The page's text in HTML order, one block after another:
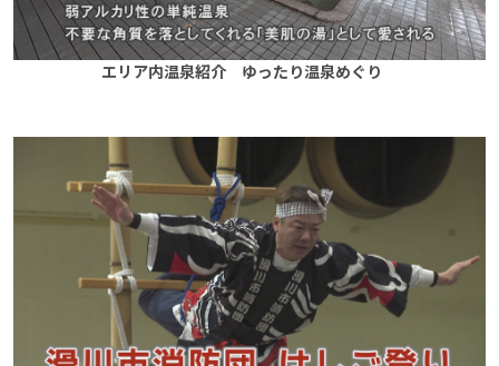
エリア内温泉紹介 ゆったり温泉めぐり